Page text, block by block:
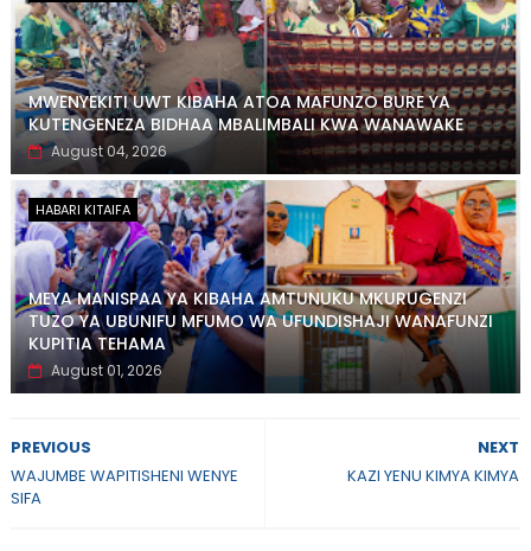
MWENYEKITI UWT KIBAHA ATOA MAFUNZO BURE YA
KUTENGENEZA BIDHAA MBALIMBALI KWA WANAWAKE
August 04, 2026
HABARI KITAIFA
MEYA MANISPAA YA KIBAHA AMTUNUKU MKURUGENZI
TUZO YA UBUNIFU MFUMO WA UFUNDISHAJI WANAFUNZI
KUPITIA TEHAMA
August 01, 2026
NEXT
KAZI YENU KIMYA KIMYA
PREVIOUS
WAJUMBE WAPITISHENI WENYE
SIFA